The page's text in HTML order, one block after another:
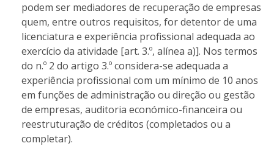
podem ser mediadores de recuperação de empresas
quem, entre outros requisitos, for detentor de uma
licenciatura e experiência profissional adequada ao
exercício da atividade [art. 3.º, alínea a)]. Nos termos
do n.º 2 do artigo 3.º considera-se adequada a
experiência profissional com um mínimo de 10 anos
em funções de administração ou direção ou gestão
de empresas, auditoria económico-financeira ou
reestruturação de créditos (completados ou a
completar).